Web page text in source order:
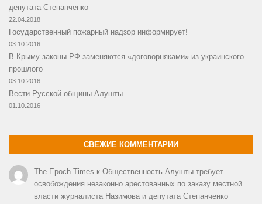
депутата Степанченко
22.04.2018
Государственный пожарный надзор информирует!
03.10.2016
В Крыму законы РФ заменяются «договорняками» из украинского
прошлого
03.10.2016
Вести Русской общины Алушты
01.10.2016
СВЕЖИЕ КОММЕНТАРИИ
The Epoch Times к Общественность Алушты требует
освобождения незаконно арестованных по заказу местной
власти журналиста Назимова и депутата Степанченко